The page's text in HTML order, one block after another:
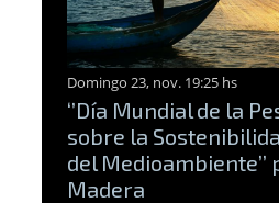
Domingo 23, nov. 19:25 hs
‘’Día Mundial de la
sobre la
del Medioambiente’’
Madera